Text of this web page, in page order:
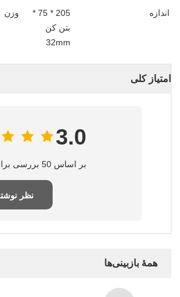
اندازه
205 * 75 *
بتن کن
32mm
وزن
امتیاز کلی
3.0
بر اساس 50 بررسی برای این تامین‌کننده
نظر
همهٔ بازبینی‌ها